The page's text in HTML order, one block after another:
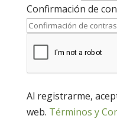
Confirmación de
Al registrarme,
web. Términos y